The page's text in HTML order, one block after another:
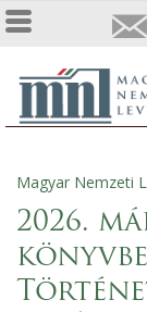
Jelenlegi
hely
Magyar Nemzeti
2026.